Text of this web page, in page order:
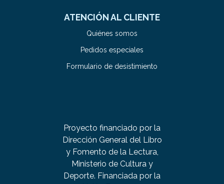
ATENCIÓN AL CLIENTE
Quiénes somos
Pedidos especiales
Formulario de desistimiento
Proyecto financiado por la
Dirección General del Libro
y Fomento de la Lectura,
Ministerio de Cultura y
Deporte. Financiada por la